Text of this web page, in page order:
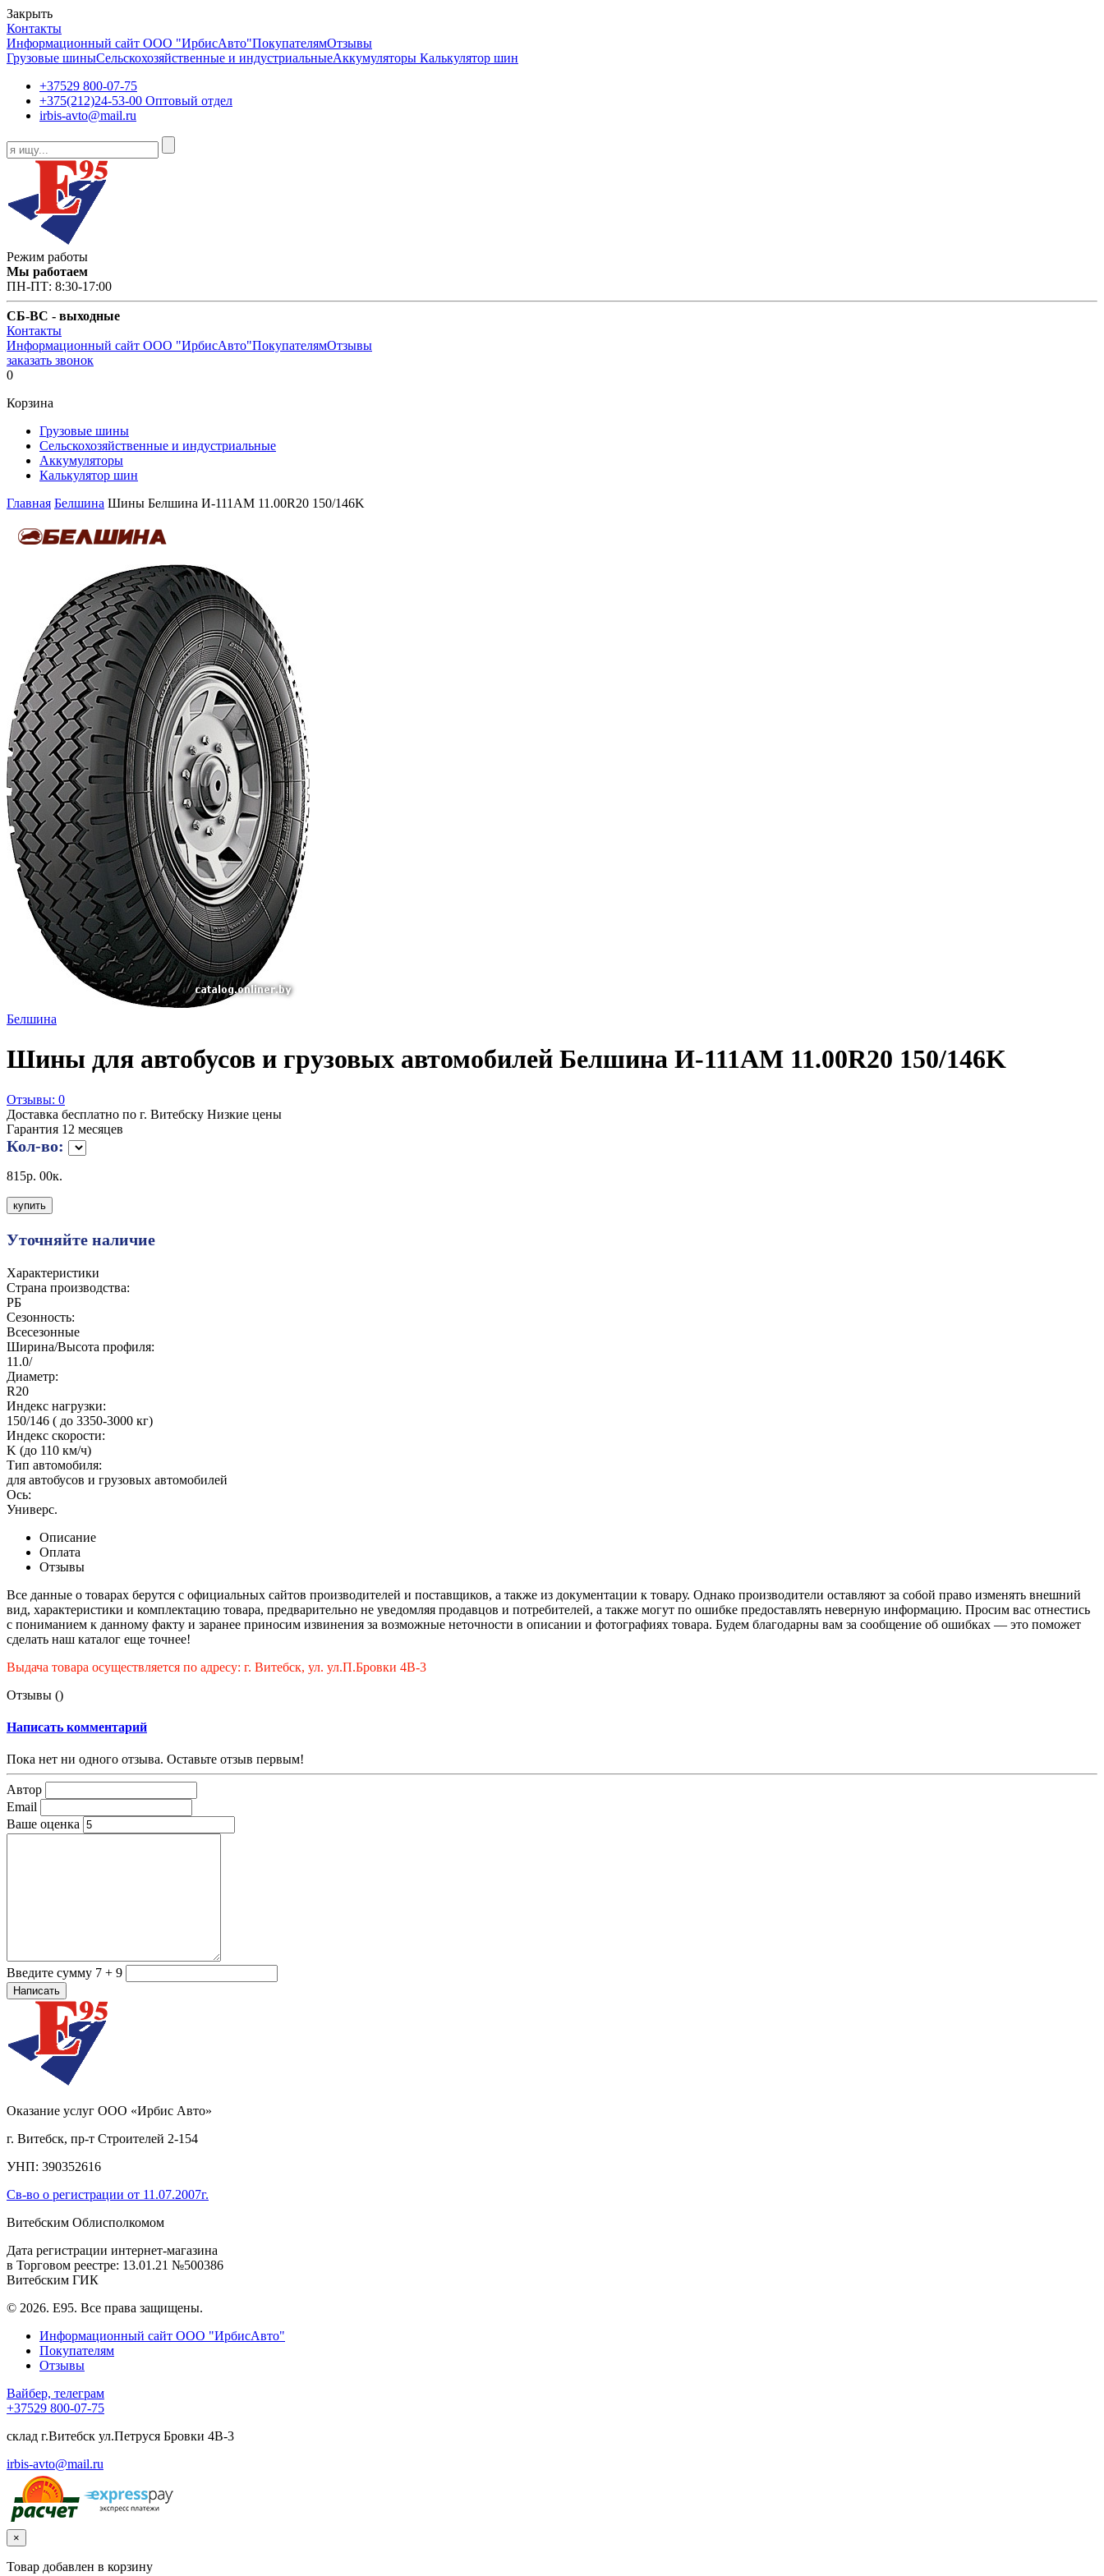
Закрыть
Контакты
Информационный сайт ООО "ИрбисАвто"ПокупателямОтзывы
Грузовые шиныСельскохозяйственные и индустриальныеАккумуляторы Калькулятор шин
+37529 800-07-75
+375(212)24-53-00 Оптовый отдел
irbis-avto@mail.ru
Режим работы
Мы работаем
ПН-ПТ: 8:30-17:00
СБ-ВС - выходные
Контакты
Информационный сайт ООО "ИрбисАвто"ПокупателямОтзывы
заказать звонок
0
Корзина
Грузовые шины
Сельскохозяйственные и индустриальные
Аккумуляторы
Калькулятор шин
Главная Белшина Шины Белшина И-111АМ 11.00R20 150/146K
Белшина
Шины для автобусов и грузовых автомобилей Белшина И-111АМ 11.00R20 150/146K
Отзывы: 0
Доставка бесплатно по г. Витебску Низкие цены
Гарантия 12 месяцев
Кол-во:
815р. 00к.
Уточняйте наличие
Характеристики
Страна производства:
РБ
Сезонность:
Всесезонные
Ширина/Высота профиля:
11.0/
Диаметр:
R20
Индекс нагрузки:
150/146 ( до 3350-3000 кг)
Индекс скорости:
K (до 110 км/ч)
Тип автомобиля:
для автобусов и грузовых автомобилей
Ось:
Универс.
Описание
Оплата
Отзывы
Все данные о товарах берутся с официальных сайтов производителей и поставщиков, а также из документации к товару. Однако производители оставляют за собой право изменять внешний
вид, характеристики и комплектацию товара, предварительно не уведомляя продавцов и потребителей, а также могут по ошибке предоставлять неверную информацию. Просим вас отнестись
с пониманием к данному факту и заранее приносим извинения за возможные неточности в описании и фотографиях товара. Будем благодарны вам за сообщение об ошибках — это поможет
сделать наш каталог еще точнее!
Выдача товара осуществляется по адресу: г. Витебск, ул. ул.П.Бровки 4В-3
Отзывы ()
Написать комментарий
Пока нет ни одного отзыва. Оставьте отзыв первым!
Автор
Email
Ваше оценка
Введите сумму 7 + 9
Оказание услуг ООО «Ирбис Авто»
г. Витебск, пр-т Строителей 2-154
УНП: 390352616
Св-во о регистрации от 11.07.2007г.
Витебским Облисполкомом
Дата регистрации интернет-магазина
в Торговом реестре: 13.01.21 №500386
Витебским ГИК
© 2026. E95. Все права защищены.
Информационный сайт ООО "ИрбисАвто"
Покупателям
Отзывы
Вайбер, телеграм
+37529 800-07-75
склад г.Витебск ул.Петруся Бровки 4В-3
irbis-avto@mail.ru
×
Товар добавлен в корзину